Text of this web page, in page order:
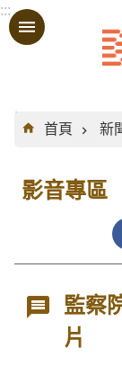
跳到主要內容區塊
:::
:::
首頁
新
影音專區
監察
片